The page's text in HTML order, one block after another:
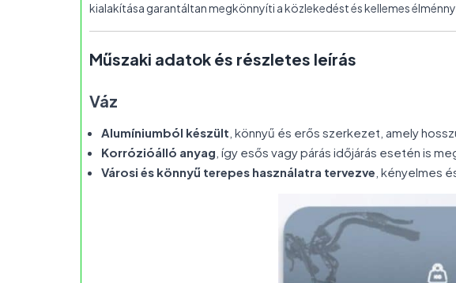
kialakítása garantáltan megkönnyíti a közlekedést és kellemes
Műszaki adatok és részletes leírás
Váz
Alumíniumból készült , könnyű és erős szerkezet, amely
Korrózióálló anyag , így esős vagy párás időjárás esetén is
Városi és könnyű terepes használatra tervezve , kényelmes